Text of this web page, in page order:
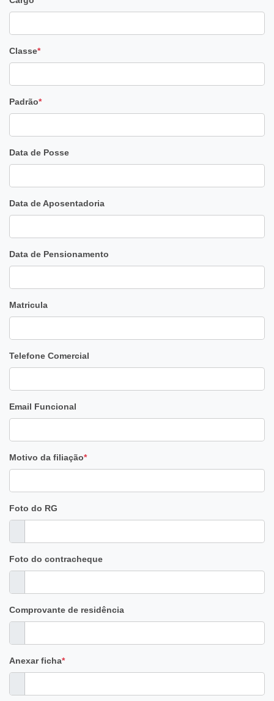
Classe*
Padrão*
Data de Posse
Data de Aposentadoria
Data de Pensionamento
Matricula
Telefone Comercial
Email Funcional
Motivo da filiação*
Foto do RG
Foto do contracheque
Comprovante de residência
Anexar ficha*